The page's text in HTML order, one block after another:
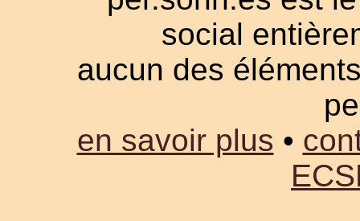
social
aucun des
en savoir plus •